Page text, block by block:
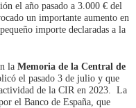
el año pasado a 3.000 € del
un importante aumento en
importe declaradas a la
la Memoria de la Central de
el pasado 3 de julio y que
actividad de la CIR en 2023. La
el Banco de España, que